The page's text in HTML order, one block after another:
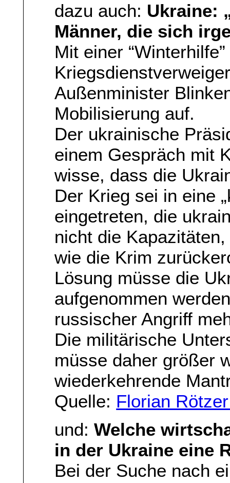
dazu auch: Ukraine:
Männer, die sich
Mit einer
Außenminister
Mobilisierung auf.
Der ukrainische
einem Gespräch mit
wisse, dass die
Der Krieg sei in eine
eingetreten, die
nicht die
wie die Krim
Lösung müsse die
aufgenommen
russischer Angriff
Die militärische
müsse daher größer
wiederkehrende
Quelle: Florian
und:Welche
in der Ukraine eine
Bei der Suche nach